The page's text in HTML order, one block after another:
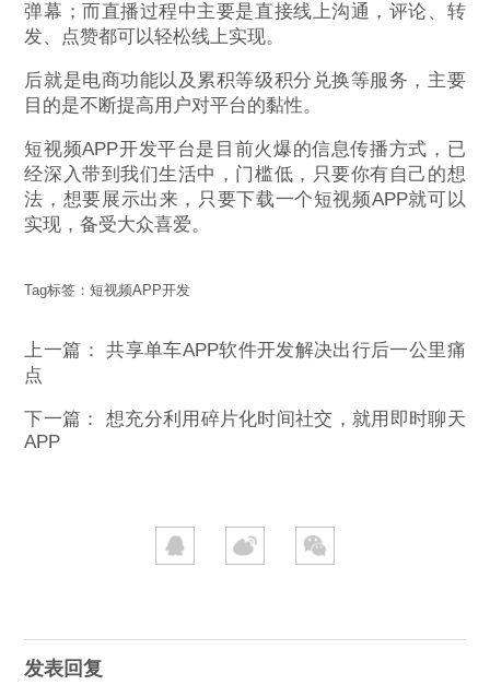
弹幕；而直播过程中主要是直接线上沟通，评论、转
发、点赞都可以轻松线上实现。
后就是电商功能以及累积等级积分兑换等服务，主要
目的是不断提高用户对平台的黏性。
短视频APP开发平台是目前火爆的信息传播方式，已
经深入带到我们生活中，门槛低，只要你有自己的想
法，想要展示出来，只要下载一个短视频APP就可以
实现，备受大众喜爱。
Tag标签：短视频APP开发
上一篇：共享单车APP软件开发解决出行后一公里痛
点
下一篇： 想充分利用碎片化时间社交，就用即时聊天
APP
发表回复